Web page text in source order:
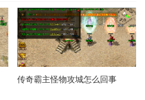
传奇霸主怪物攻城怎么回事